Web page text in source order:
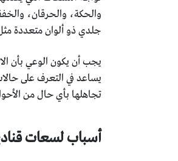
والحكة، والحرقان،
جلدي ذو ألوان متعددة مثل
يجب أن يكون الوعي بأن
يساعد في التعرف على
تجاهلها بأي حال من
أسباب لسعات